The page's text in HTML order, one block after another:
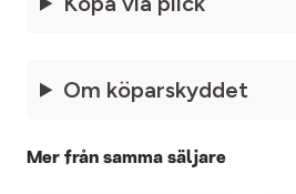
Om köparskyddet
Mer från samma säljare